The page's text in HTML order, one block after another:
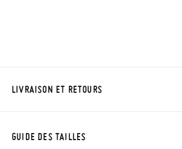
LIVRAISON ET RETOURS
commandes inférieures à 30 €, la livraison
GUIDE DES TAILLES